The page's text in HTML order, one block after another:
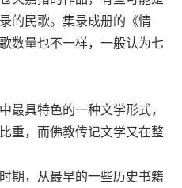
的民歌。集录成册的《情
数量也不一样，一般认为七
具特色的一种文学形式，
重，而佛教传记文学又在整
，从最早的一些历史书籍